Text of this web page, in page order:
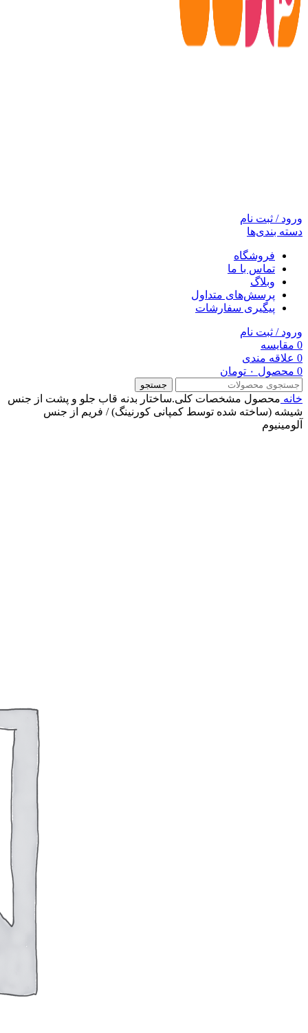
ورود / ثبت نام
دسته بندی‌ها
فروشگاه
تماس با ما
وبلاگ
پرسش‌های متداول
پیگیری سفارشات
ورود / ثبت نام
0 مقایسه
0 علاقه مندی
0 محصول ۰ تومان
جستجو
خانه محصول مشخصات کلی.ساختار بدنه قاب جلو و پشت از جنس
شیشه (ساخته شده توسط کمپانی کورنینگ) / فریم از جنس
آلومینیوم